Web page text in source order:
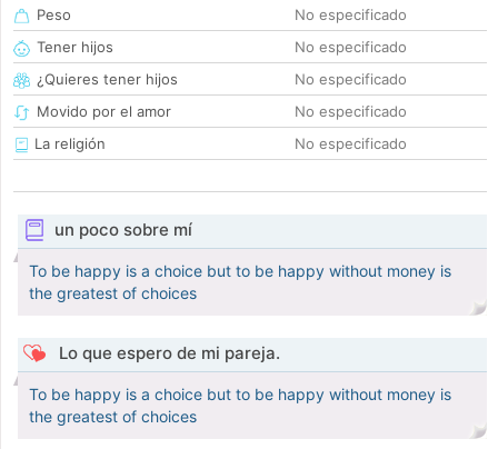
Peso
No especificado
Tener hijos
No especificado
¿Quieres tener hijos
No especificado
Movido por el amor
No especificado
La religión
No especificado
un poco sobre mí
To be happy is a choice but to be happy without money is
the greatest of choices
Lo que espero de mi pareja.
To be happy is a choice but to be happy without money is
the greatest of choices